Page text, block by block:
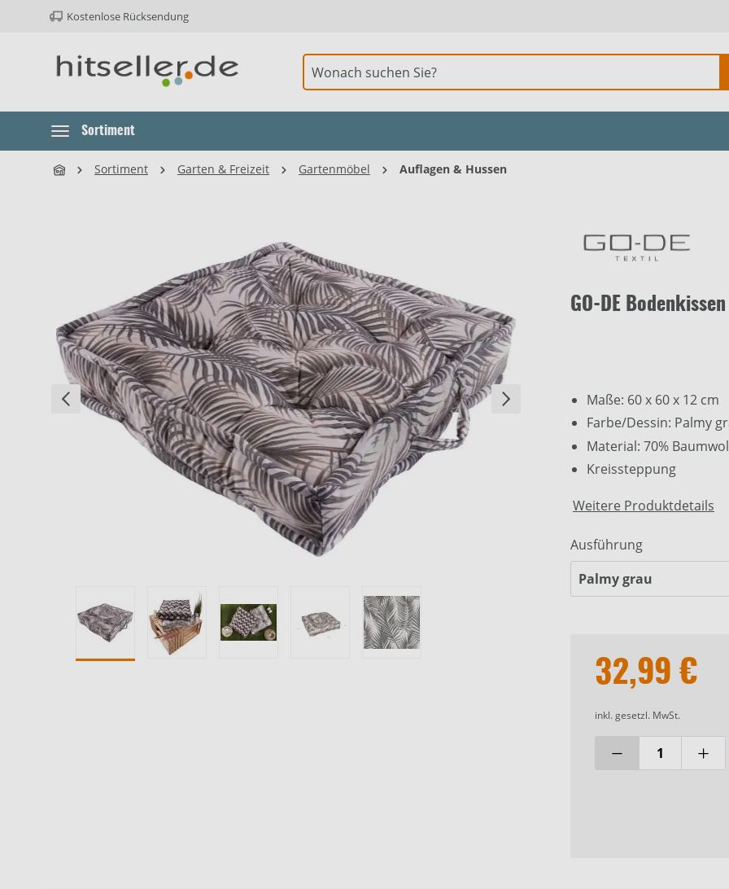
Hauptnavigation springen
Kostenlose Rücksendung
Sortiment
Sortiment Garten & Freizeit Gartenmöbel Auflagen & Hussen
GO-DE
Maße: 60 x 60 x 12 cm
Farbe/Dessin: Palmy
Material: 70%
Kreissteppung
Weitere Produktdetails
Ausführung
32,99 €
inkl. gesetzl. MwSt.